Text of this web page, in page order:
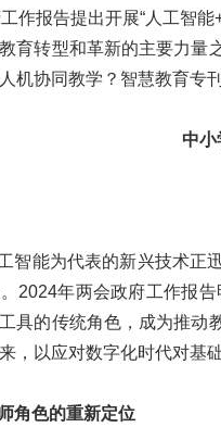
作报告提出开展“人工智
育转型和革新的主要力量
机协同教学？智慧教育专
中
智能为代表的新兴技术正
2024年两会政府工作报
具的传统角色，成为推动
，以应对数字化时代对基
角色的重新定位